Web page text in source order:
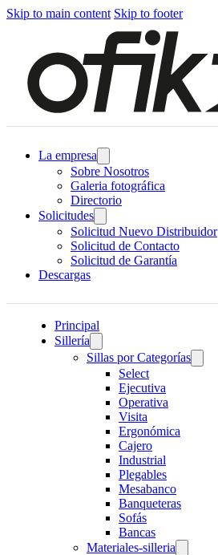
Skip to main content Skip to footer
La empresa
Sobre Nosotros
Galeria fotográfica
Directorio
Solicitudes
Solicitud Nuevo Distribuidor
Solicitud de Contacto
Solicitud de Garantía
Descargas
Principal
Sillería
Sillas por Categorías
Select
Ejecutiva
Operativa
Visita
Ergonómica
Cajero
Industrial
Plegables
Mesabanco
Banqueteras
Sofás
Bancas
Materiales-silleria